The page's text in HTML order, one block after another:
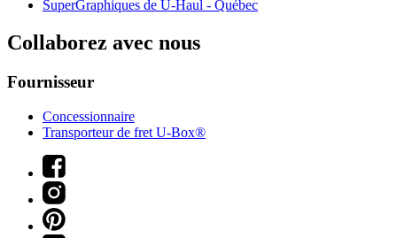
SuperGraphiques de U-Haul - Québec
Collaborez avec nous
Fournisseur
Concessionnaire
Transporteur de fret U-Box®